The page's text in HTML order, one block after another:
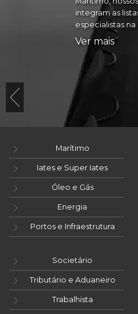
integram as
especialistas na
Ver mais
Marítimo
Iates e Super Iates
Óleo e Gás
Energia
Portos e Infraestrutura
Societário
Tributário e Aduaneiro
Trabalhista